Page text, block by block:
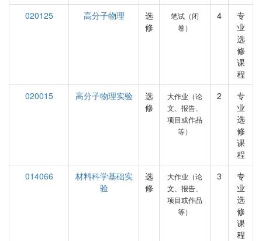
020125
高分子物理
选
修
笔试（闭
卷）
4
专
业
选
修
课
程
020015
高分子物理实验
选
修
大作业（论
文、报告、
项目或作品
等）
2
专
业
选
修
课
程
014066
材料科学基础实
验
选
修
大作业（论
文、报告、
项目或作品
等）
3
专
业
选
修
课
程